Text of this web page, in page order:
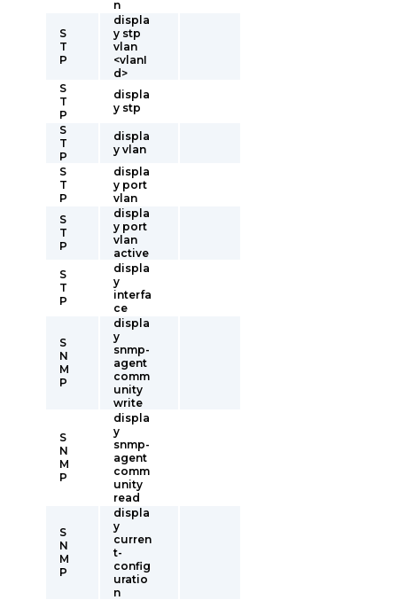
n
S
T
P
displa
y stp
vlan
<vlanI
d>
S
T
P
displa
y stp
S
T
P
displa
y vlan
S
T
P
displa
y port
vlan
S
T
P
displa
y port
vlan
active
S
T
P
displa
y
interfa
ce
S
N
M
P
displa
y
snmp-
agent
comm
unity
write
S
N
M
P
displa
y
snmp-
agent
comm
unity
read
S
N
M
P
displa
y
curren
t-
config
uratio
n